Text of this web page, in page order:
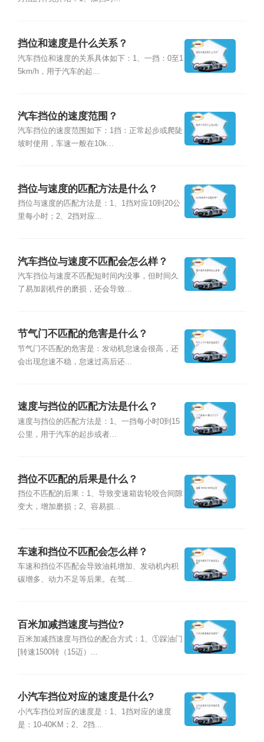
挡位和速度是什么关系？
汽车挡位和速度的关系具体如下：1、一挡：0至1
5km/h，用于汽车的起...
汽车挡位的速度范围？
汽车挡位的速度范围如下：1挡：正常起步或爬陡
坡时使用，车速一般在10k...
挡位与速度的匹配方法是什么？
挡位与速度的匹配方法是：1、1挡对应10到20公
里每小时；2、2挡对应...
汽车挡位与速度不匹配会怎么样？
汽车挡位与速度不匹配短时间内没事，但时间久
了易加剧机件的磨损，还会导致...
节气门不匹配的危害是什么？
节气门不匹配的危害是：发动机怠速会很高，还
会出现怠速不稳，怠速过高后还...
速度与挡位的匹配方法是什么？
速度与挡位的匹配方法是：1、一挡每小时0到15
公里，用于汽车的起步或者...
挡位不匹配的后果是什么？
挡位不匹配的后果：1、导致变速箱齿轮咬合间隙
变大，增加磨损；2、容易损...
车速和挡位不匹配会怎么样？
车速和挡位不匹配会导致油耗增加、发动机内积
碳增多、动力不足等后果。在驾...
百米加减挡速度与挡位?
百米加减挡速度与挡位的配合方式：1、①踩油门
[转速1500转（15迈）...
小汽车挡位对应的速度是什么?
小汽车挡位对应的速度是：1、1挡对应的速度
是：10-40KM；2、2挡...